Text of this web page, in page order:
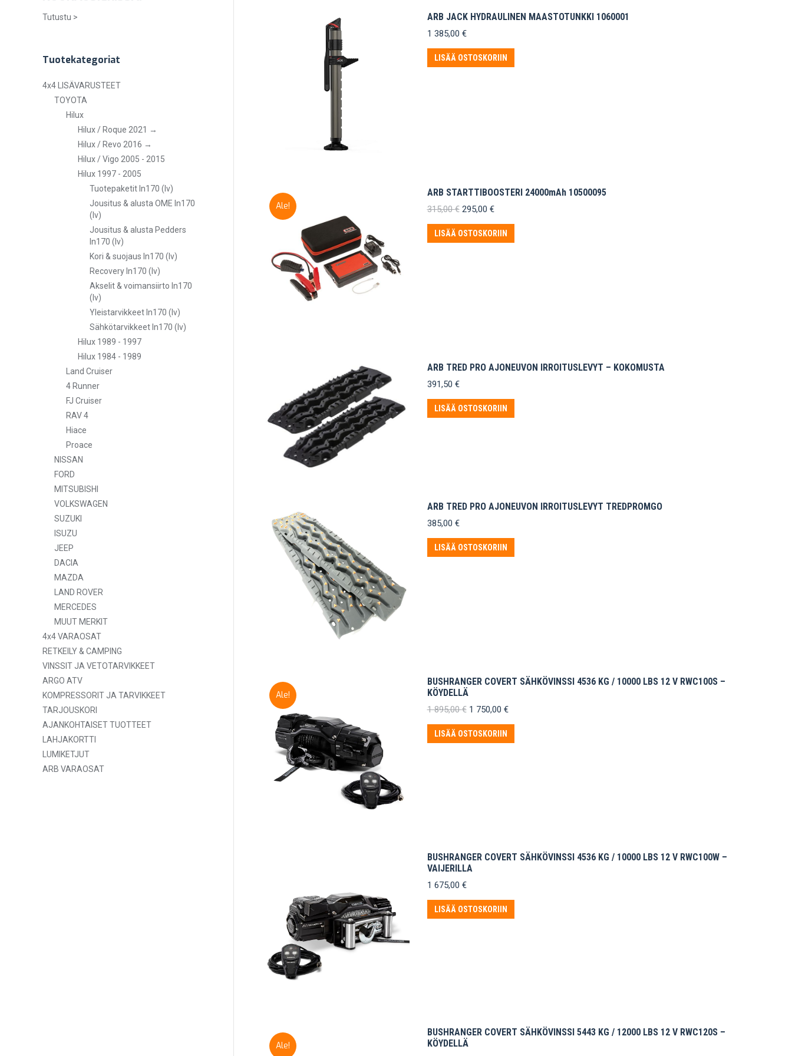
ARB JACK HYDRAULINEN MAASTOTUNKKI 1060001
1 385,00 €
LISÄÄ OSTOSKORIIN
Ale!
ARB STARTTIBOOSTERI 24000mAh 10500095
315,00€ Alkuperäinen
oli:
315,00 €.
295,00 €Nykyinen
on:
295,00 €.
LISÄÄ OSTOSKORIIN
ARB TRED PRO AJONEUVON IRROITUSLEVYT – KOKOMUSTA
391,50 €
LISÄÄ OSTOSKORIIN
ARB TRED PRO AJONEUVON IRROITUSLEVYT TREDPROMGO
385,00 €
LISÄÄ OSTOSKORIIN
Ale!
BUSHRANGER COVERT SÄHKÖVINSSI 4536 KG / 10000 LBS 12 V RWC100S –
KÖYDELLÄ
1 895,00€ Alkuperäinen
oli:
1
1 750,00 €Nykyinen
1
LISÄÄ OSTOSKORIIN
BUSHRANGER COVERT SÄHKÖVINSSI 4536 KG / 10000 LBS 12 V RWC100W –
VAIJERILLA
1 675,00 €
LISÄÄ OSTOSKORIIN
Ale!
BUSHRANGER COVERT SÄHKÖVINSSI 5443 KG / 12000 LBS 12 V RWC120S –
KÖYDELLÄ
Tutustu >
Tuotekategoriat
4x4 LISÄVARUSTEET
TOYOTA
Hilux
Hilux / Roque 2021 →
Hilux / Revo 2016 →
Hilux / Vigo 2005 - 2015
Hilux 1997 - 2005
Tuotepaketit ln170 (lv)
Jousitus & alusta OME ln170
(lv)
Jousitus & alusta Pedders
ln170 (lv)
Kori & suojaus ln170 (lv)
Recovery ln170 (lv)
Akselit & voimansiirto ln170
(lv)
Yleistarvikkeet ln170 (lv)
Sähkötarvikkeet ln170 (lv)
Hilux 1989 - 1997
Hilux 1984 - 1989
Land Cruiser
4 Runner
FJ Cruiser
RAV 4
Hiace
Proace
NISSAN
FORD
MITSUBISHI
VOLKSWAGEN
SUZUKI
ISUZU
JEEP
DACIA
MAZDA
LAND ROVER
MERCEDES
MUUT MERKIT
4x4 VARAOSAT
RETKEILY & CAMPING
VINSSIT JA VETOTARVIKKEET
ARGO ATV
KOMPRESSORIT JA TARVIKKEET
TARJOUSKORI
AJANKOHTAISET TUOTTEET
LAHJAKORTTI
LUMIKETJUT
ARB VARAOSAT